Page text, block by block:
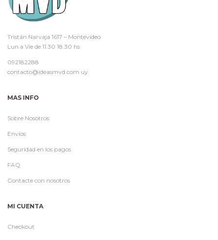
Tristán Narvaja 1617 – Montevideo
Lun a Vie de 11.30 18.30 hs
092182288
contacto@ideasmvd.com.uy
MAS INFO
Sobre Nosotros
Envíos
Seguridad en los pagos
FAQ
Contacte con nosotros
MI CUENTA
Checkout